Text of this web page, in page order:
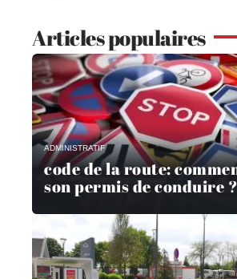
Articles populaires
ADMINISTRATIF
code de la route:
son permis de conduire ?